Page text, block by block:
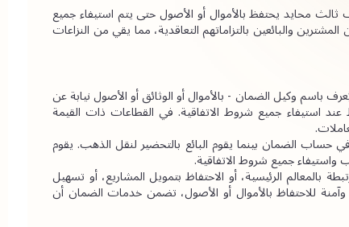
تعمل خدمات حساب الضمان كأداة مهمة لإدارة المخاطر من خلال توفير طرف ثالث محايد يحتفظ بالأموال أو الأصول حتى يتم استيفاء جميع
الشروط. يضيف هذا الإجراء طبقة إضافية من الحماية ويضمن أن يلتزم كل من المشترين والبائعين بالتزاماتهم التعاقدية، مما يقي من النزاعات
خدمة حساب الضمان هي ترتيب قانوني يحتفظ بموجبه طرف ثالث محايد - يُعرف باسم وكيل الضمان - بالأموال أو الوثائق أو الأصول نيابة عن
الأطراف المتعاملة. يقوم وكيل الضمان بإطلاق هذه الأموال أو الأصول فقط عند استيفاء جميع شروط الاتفاقية. في القطاعات ذات القيمة
على سبيل المثال، في صفقة الذهب، قد يقوم المشتري بإيداع سعر الشراء في حساب الضمان بينما يقوم البائع بالتحضير لنقل الذهب. يقوم
واستيفاء جميع شروط الاتفاقية.
في قطاع النفط والغاز، تُستخدم خدمات الضمان عادةً لإدارة المدفوعات المرتبطة بالمعالم الرئيسية، أو الاحتفاظ بتمويل المشاريع، أو تسهيل
نقل الأصول بين أصحاب المصلحة الدوليين. من خلال توفير منصة محايدة وآمنة للاحتفاظ بالأموال أو الأصول، تضمن خدمات الضمان أن